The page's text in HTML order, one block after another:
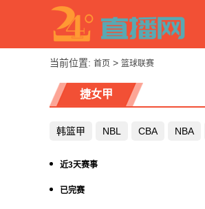
当前位置: 首页 > 篮球联赛
捷女甲
韩篮甲 NBL CBA NBA
近3天赛事
已完赛